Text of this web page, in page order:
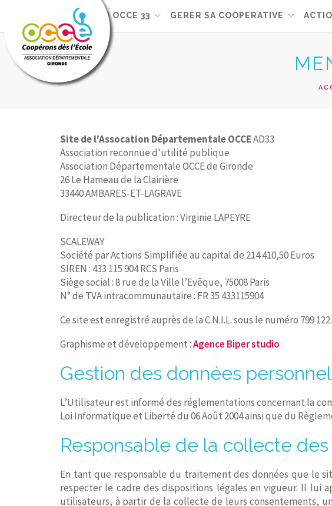
VOTRE AD OCCE 33 GERER SA COOPERATIVE
Site de l'Assocation Départementale OCCEAD33
Association reconnue d'utilité publique
Association Départementale OCCE de Gironde
26 Le Hameau de la Clairière
33440 AMBARES-ET-LAGRAVE
Directeur de la publication : Virginie LAPEYRE
SCALEWAY
Société par Actions Simplifiée au capital de 214 410,50 Euros
SIREN : 433 115 904 RCS Paris
Siège social : 8 rue de la Ville l’Evêque, 75008 Paris
N° de TVA intracommunautaire : FR 35 433115904
Ce site est enregistré auprès de la C.N.I.L. sous le numéro 799 122.
Graphisme et développement :Agence Biper studio
Gestion des données
L’Utilisateur est informé des réglementations concernant la
Loi Informatique et Liberté du 06 Août 2004 ainsi que du
Responsable de la collecte
En tant que responsable du traitement des données que le
respecter le cadre des dispositions légales en vigueur. Il lui
utilisateurs, à partir de la collecte de leurs consentements,